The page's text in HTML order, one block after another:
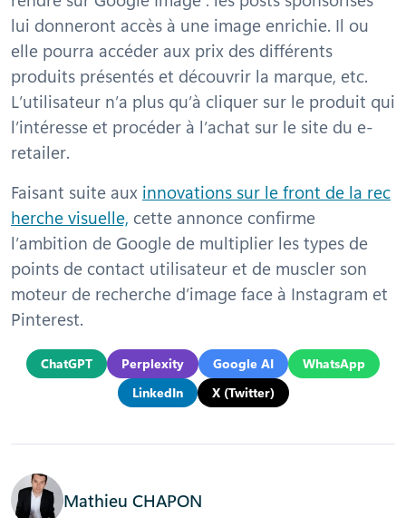
lui donneront accès à une image enrichie. Il ou
elle pourra accéder aux prix des différents
produits présentés et découvrir la marque, etc.
L’utilisateur n’a plus qu’à cliquer sur le produit qui
l’intéresse et procéder à l’achat sur le site du e-
retailer.
Faisant suite aux innovations sur le front de la rec
herche visuelle, cette annonce confirme
l’ambition de Google de multiplier les types de
points de contact utilisateur et de muscler son
moteur de recherche d’image face à Instagram et
Pinterest.
ChatGPT Perplexity Google AI
WhatsApp
LinkedIn
X (Twitter)
Mathieu CHAPON